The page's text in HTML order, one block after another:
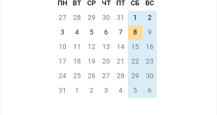
ПН ВТ СР ЧТ ПТ СБ
ВС
27
28 29 30 31 1
2
3
4 5 6 7 8
9
10
11 12 13 14 15
16
17
18 19 20 21 22
23
24
25 26 27 28 29
30
31
1 2 3 4 5 6